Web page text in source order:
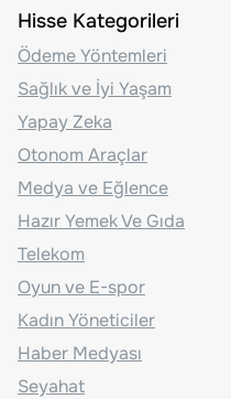
Hisse Kategorileri
Ödeme Yöntemleri
Sağlık ve İyi Yaşam
Yapay Zeka
Otonom Araçlar
Medya ve Eğlence
Hazır Yemek Ve Gıda
Telekom
Oyun ve E-spor
Kadın Yöneticiler
Haber Medyası
Seyahat